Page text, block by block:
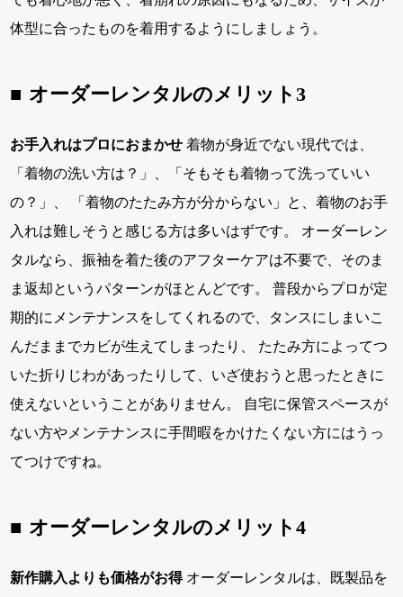
体型に合ったものを着用するようにしましょう。
オーダーレンタルのメリット3
お手入れはプロにおまかせ 着物が身近でない現代では、
「着物の洗い方は？」、「そもそも着物って洗っていい
の？」、 「着物のたたみ方が分からない」と、着物のお手
入れは難しそうと感じる方は多いはずです。 オーダーレン
タルなら、振袖を着た後のアフターケアは不要で、そのま
ま返却というパターンがほとんどです。 普段からプロが定
期的にメンテナンスをしてくれるので、タンスにしまいこ
んだままでカビが生えてしまったり、 たたみ方によってつ
いた折りじわがあったりして、いざ使おうと思ったときに
使えないということがありません。 自宅に保管スペースが
ない方やメンテナンスに手間暇をかけたくない方にはうっ
てつけですね。
オーダーレンタルのメリット4
新作購入よりも価格がお得オーダーレンタルは、既製品を